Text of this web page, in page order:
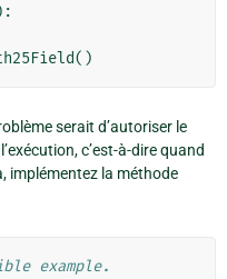
()
serait d’autoriser le
c’est-à-dire quand
implémentez la méthode
example.